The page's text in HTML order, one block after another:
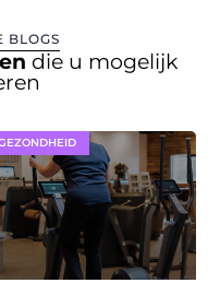
BLOGS
die u mogelijk